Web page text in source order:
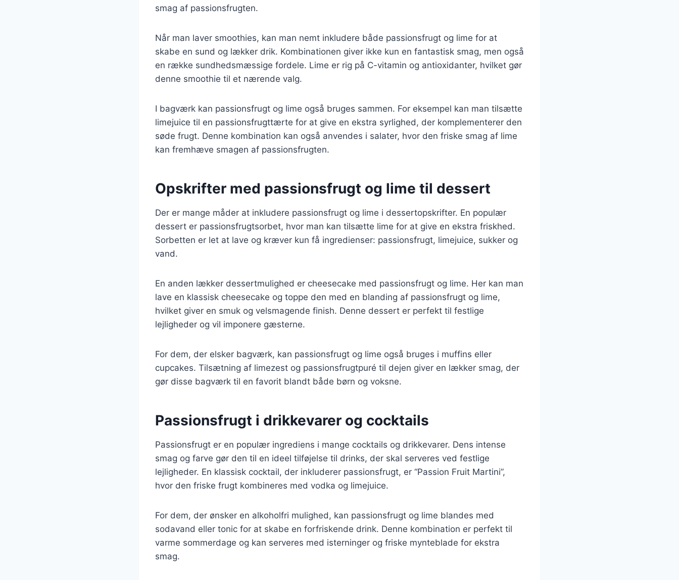
smag af passionsfrugten.
Når man laver smoothies, kan man nemt inkludere både passionsfrugt og lime for at
skabe en sund og lækker drik. Kombinationen giver ikke kun en fantastisk smag, men også
en række sundhedsmæssige fordele. Lime er rig på C-vitamin og antioxidanter, hvilket gør
denne smoothie til et nærende valg.
I bagværk kan passionsfrugt og lime også bruges sammen. For eksempel kan man tilsætte
limejuice til en passionsfrugttærte for at give en ekstra syrlighed, der komplementerer den
søde frugt. Denne kombination kan også anvendes i salater, hvor den friske smag af lime
kan fremhæve smagen af passionsfrugten.
Opskrifter med passionsfrugt og lime til dessert
Der er mange måder at inkludere passionsfrugt og lime i dessertopskrifter. En populær
dessert er passionsfrugtsorbet, hvor man kan tilsætte lime for at give en ekstra friskhed.
Sorbetten er let at lave og kræver kun få ingredienser: passionsfrugt, limejuice, sukker og
vand.
En anden lækker dessertmulighed er cheesecake med passionsfrugt og lime. Her kan man
lave en klassisk cheesecake og toppe den med en blanding af passionsfrugt og lime,
hvilket giver en smuk og velsmagende finish. Denne dessert er perfekt til festlige
lejligheder og vil imponere gæsterne.
For dem, der elsker bagværk, kan passionsfrugt og lime også bruges i muffins eller
cupcakes. Tilsætning af limezest og passionsfrugtpuré til dejen giver en lækker smag, der
gør disse bagværk til en favorit blandt både børn og voksne.
Passionsfrugt i drikkevarer og cocktails
Passionsfrugt er en populær ingrediens i mange cocktails og drikkevarer. Dens intense
smag og farve gør den til en ideel tilføjelse til drinks, der skal serveres ved festlige
lejligheder. En klassisk cocktail, der inkluderer passionsfrugt, er “Passion Fruit Martini”,
hvor den friske frugt kombineres med vodka og limejuice.
For dem, der ønsker en alkoholfri mulighed, kan passionsfrugt og lime blandes med
sodavand eller tonic for at skabe en forfriskende drink. Denne kombination er perfekt til
varme sommerdage og kan serveres med isterninger og friske mynteblade for ekstra
smag.